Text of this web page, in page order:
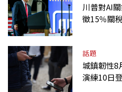
川普對AI
徵15％關
話題
城鎮韌性8
演練10日